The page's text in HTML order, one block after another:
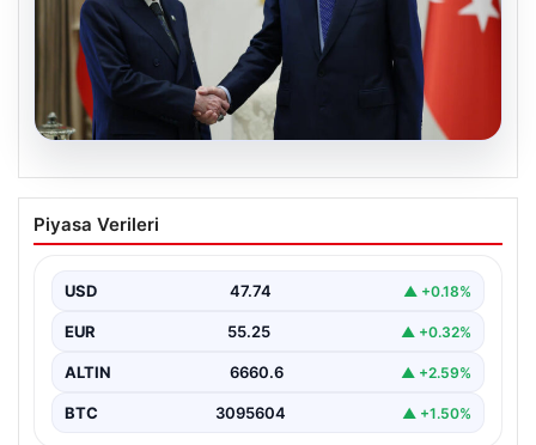
06.08.2026
Cumhurbaşkanı Erdoğan, Devlet
Bahçeli ile görüştü
Piyasa Verileri
USD 47.74 ▲ +0.18%
EUR 55.25 ▲ +0.32%
ALTIN 6660.6 ▲ +2.59%
BTC 3095604 ▲ +1.50%